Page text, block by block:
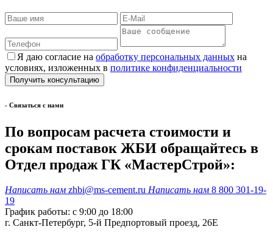
Я даю согласие на обработку персональных данных на
условиях, изложенных в политике конфиденциальности
- Cвязаться с нами
По вопросам расчета стоимости и
срокам поставок ЖБИ обращайтесь в
Отдел продаж ГК «МастерСтрой»:
Написать нам zhbi@ms-cement.ru Написать нам 8 800 301-19-
19
График работы: с 9:00 до 18:00
г. Санкт-Петербург, 5-й Предпортовый проезд, 26Е